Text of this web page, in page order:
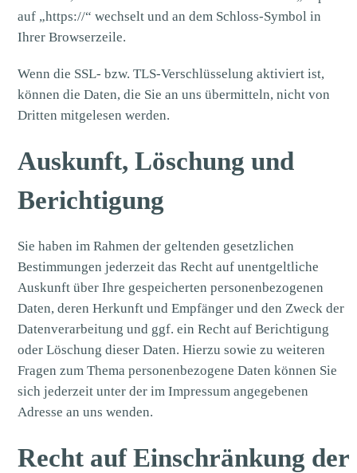
auf „https://“ wechselt und an dem Schloss-Symbol in
Ihrer Browserzeile.
Wenn die SSL- bzw. TLS-Verschlüsselung aktiviert ist,
können die Daten, die Sie an uns übermitteln, nicht von
Dritten mitgelesen werden.
Auskunft, Löschung und
Berichtigung
Sie haben im Rahmen der geltenden gesetzlichen
Bestimmungen jederzeit das Recht auf unentgeltliche
Auskunft über Ihre gespeicherten personenbezogenen
Daten, deren Herkunft und Empfänger und den Zweck der
Datenverarbeitung und ggf. ein Recht auf Berichtigung
oder Löschung dieser Daten. Hierzu sowie zu weiteren
Fragen zum Thema personenbezogene Daten können Sie
sich jederzeit unter der im Impressum angegebenen
Adresse an uns wenden.
Recht auf Einschränkung der